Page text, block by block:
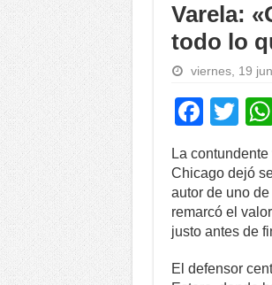
Varela:
todo lo
viernes, 19
F
c
e
b
T
wi
tt
er
La
Chicago dejó
autor de uno
remarcó el
justo antes de
El defensor